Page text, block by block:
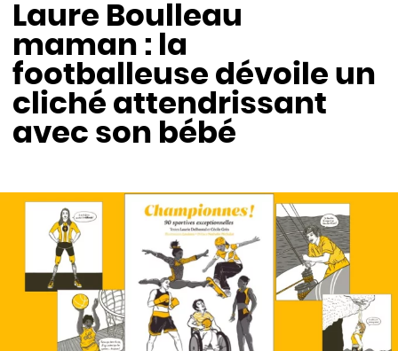
Laure Boulleau
maman : la
footballeuse dévoile un
cliché attendrissant
avec son bébé